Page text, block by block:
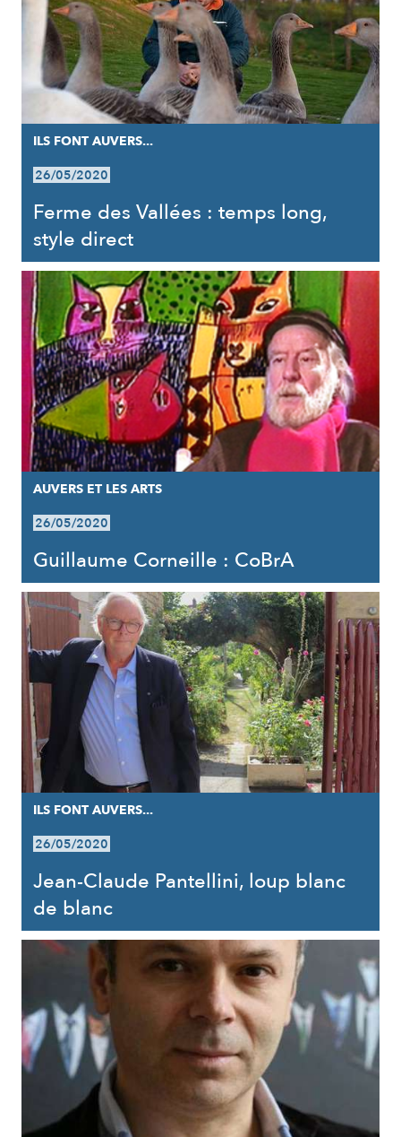
ILS FONT AUVERS...
26/05/2020
Ferme des Vallées : temps long,
style direct
AUVERS ET LES ARTS
26/05/2020
Guillaume Corneille : CoBrA
ILS FONT AUVERS...
26/05/2020
Jean-Claude Pantellini, loup blanc
de blanc